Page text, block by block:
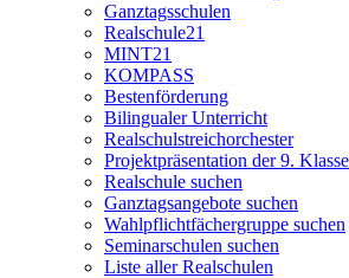
Ganztagsschulen
Realschule21
MINT21
KOMPASS
Bestenförderung
Bilingualer Unterricht
Realschulstreichorchester
Projektpräsentation der 9.
Realschule suchen
Ganztagsangebote suchen
Wahlpflichtfächergruppe suchen
Seminarschulen suchen
Liste aller Realschulen